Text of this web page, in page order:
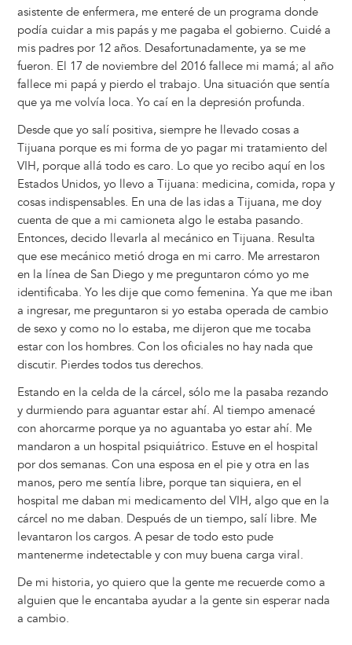
asistente de enfermera, me enteré de un programa donde
podía cuidar a mis papás y me pagaba el gobierno. Cuidé a
mis padres por 12 años. Desafortunadamente, ya se me
fueron. El 17 de noviembre del 2016 fallece mi mamá; al año
fallece mi papá y pierdo el trabajo. Una situación que sentía
que ya me volvía loca. Yo caí en la depresión profunda.
Desde que yo salí positiva, siempre he llevado cosas a
Tijuana porque es mi forma de yo pagar mi tratamiento del
VIH, porque allá todo es caro. Lo que yo recibo aquí en los
Estados Unidos, yo llevo a Tijuana: medicina, comida, ropa y
cosas indispensables. En una de las idas a Tijuana, me doy
cuenta de que a mi camioneta algo le estaba pasando.
Entonces, decido llevarla al mecánico en Tijuana. Resulta
que ese mecánico metió droga en mi carro. Me arrestaron
en la línea de San Diego y me preguntaron cómo yo me
identificaba. Yo les dije que como femenina. Ya que me iban
a ingresar, me preguntaron si yo estaba operada de cambio
de sexo y como no lo estaba, me dijeron que me tocaba
estar con los hombres. Con los oficiales no hay nada que
discutir. Pierdes todos tus derechos.
Estando en la celda de la cárcel, sólo me la pasaba rezando
y durmiendo para aguantar estar ahí. Al tiempo amenacé
con ahorcarme porque ya no aguantaba yo estar ahí. Me
mandaron a un hospital psiquiátrico. Estuve en el hospital
por dos semanas. Con una esposa en el pie y otra en las
manos, pero me sentía libre, porque tan siquiera, en el
hospital me daban mi medicamento del VIH, algo que en la
cárcel no me daban. Después de un tiempo, salí libre. Me
levantaron los cargos. A pesar de todo esto pude
mantenerme indetectable y con muy buena carga viral.
De mi historia, yo quiero que la gente me recuerde como a
alguien que le encantaba ayudar a la gente sin esperar nada
a cambio.